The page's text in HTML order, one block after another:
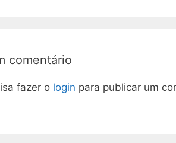
comentário
fazer o login para publicar um